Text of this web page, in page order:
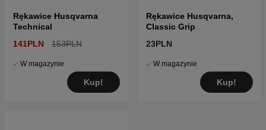
Rękawice Husqvarna
Technical
141PLN
153PLN
W magazynie
Kup!
Rękawice Husqvarna,
Classic Grip
23PLN
W magazynie
Kup!